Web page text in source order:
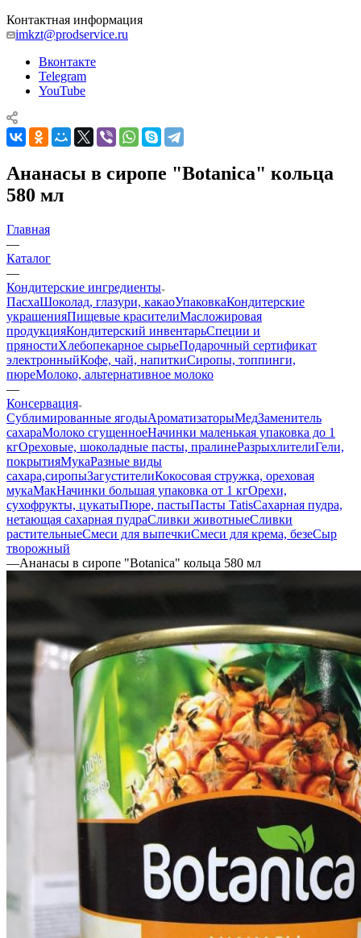
Контактная информация
imkzt@prodservice.ru
Вконтакте
Telegram
YouTube
Ананасы в сиропе "Botanica" кольца
580 мл
Главная
—
Каталог
—
Кондитерские ингредиенты
ПасхаШоколад, глазури, какаоУпаковкаКондитерские
украшенияПищевые красителиМасложировая
продукцияКондитерский инвентарьСпеции и
пряностиХлебопекарное сырьеПодарочный сертификат
электронныйКофе, чай, напиткиСиропы, топпинги,
пюреМолоко, альтернативное молоко
—
Консервация
Сублимированные ягодыАроматизаторыМедЗаменитель
сахараМолоко сгущенноеНачинки маленькая упаковка до 1
кгОреховые, шоколадные пасты, пралинеРазрыхлителиГели,
покрытияМукаРазные виды
сахара,сиропыЗагустителиКокосовая стружка, ореховая
мукаМакНачинки большая упаковка от 1 кгОрехи,
сухофрукты, цукатыПюре, пастыПасты TatisСахарная пудра,
нетающая сахарная пудраСливки животныеСливки
растительныеСмеси для выпечкиСмеси для крема, безеСыр
творожный
—Ананасы в сиропе "Botanica" кольца 580 мл